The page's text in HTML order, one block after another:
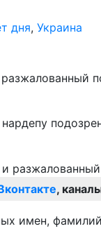
дня, Украина
,
имен,